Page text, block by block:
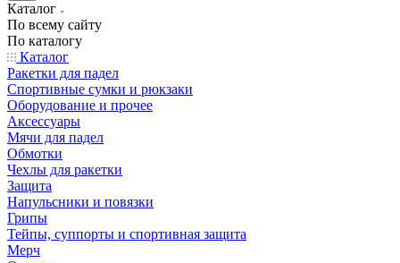
Каталог
По всему сайту
По каталогу
Каталог
Ракетки для падел
Спортивные сумки и рюкзаки
Оборудование и прочее
Аксессуары
Мячи для падел
Обмотки
Чехлы для ракетки
Защита
Напульсники и повязки
Грипы
Тейпы, суппорты и спортивная защита
Мерч